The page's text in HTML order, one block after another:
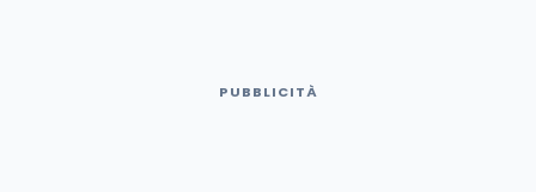
PUBBLICITÀ